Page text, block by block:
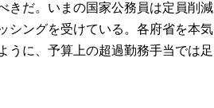
だ。いまの国家公務員は定員削
ングを受けている。各府省を本
に、予算上の超過勤務手当では